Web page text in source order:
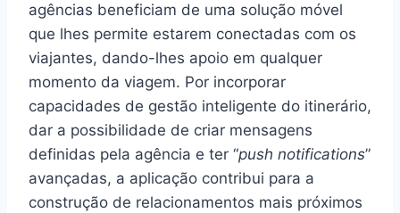
agências beneficiam de uma solução móvel
que lhes permite estarem conectadas com os
viajantes, dando-lhes apoio em qualquer
momento da viagem. Por incorporar
capacidades de gestão inteligente do itinerário,
dar a possibilidade de criar mensagens
definidas pela agência e ter “push notifications”
avançadas, a aplicação contribui para a
construção de relacionamentos mais próximos